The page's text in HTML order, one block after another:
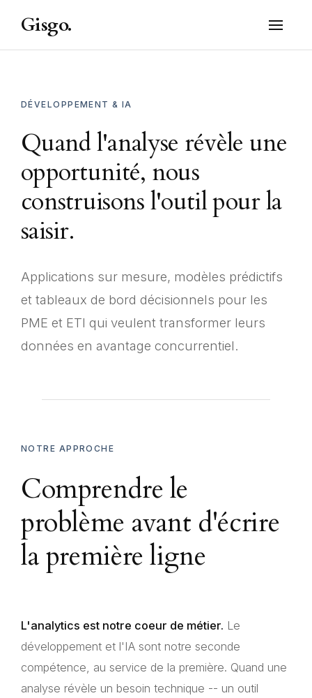
Gisgo.
DÉVELOPPEMENT & IA
Quand l'analyse révèle une
opportunité, nous
construisons l'outil pour la
saisir.
Applications sur mesure, modèles prédictifs
et tableaux de bord décisionnels pour les
PME et ETI qui veulent transformer leurs
données en avantage concurrentiel.
NOTRE APPROCHE
Comprendre le
problème avant d'écrire
la première ligne
L'analytics est notre coeur de métier. Le
développement et l'IA sont notre seconde
compétence, au service de la première. Quand une
analyse révèle un besoin technique -- un outil